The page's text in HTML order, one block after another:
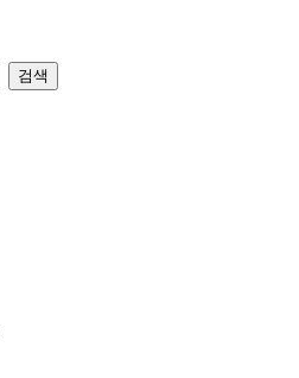
검색